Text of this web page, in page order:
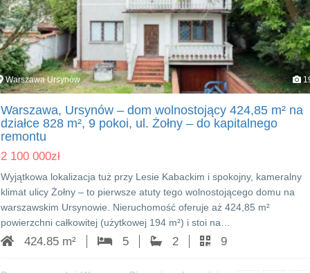
Warszawa Ursynów
Warszawa, Ursynów – dom wolnostojący 424,85 m² na
działce 828 m², 9 pokoi, ul. Żołny – do kapitalnego
remontu
2 100 000zł
Wyjątkowa lokalizacja tuż przy Lesie Kabackim i spokojny, kameralny
klimat ulicy Żołny – to pierwsze atuty tego wolnostojącego domu na
warszawskim Ursynowie. Nieruchomość oferuje aż 424,85 m²
powierzchni całkowitej (użytkowej 194 m²) i stoi na…
424.85 m² 5 2 9